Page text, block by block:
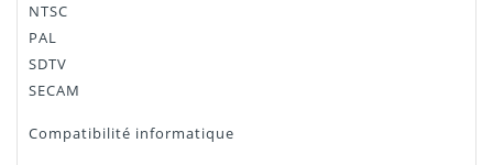
NTSC
PAL
SDTV
SECAM
Compatibilité informatique